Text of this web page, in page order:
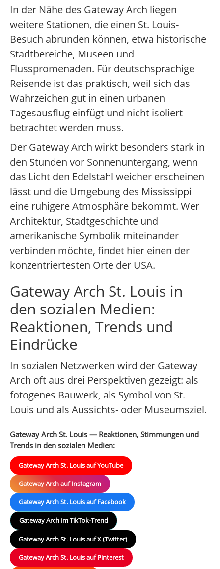
In der Nähe des Gateway Arch liegen
weitere Stationen, die einen St. Louis-
Besuch abrunden können, etwa historische
Stadtbereiche, Museen und
Flusspromenaden. Für deutschsprachige
Reisende ist das praktisch, weil sich das
Wahrzeichen gut in einen urbanen
Tagesausflug einfügt und nicht isoliert
betrachtet werden muss.
Der Gateway Arch wirkt besonders stark in
den Stunden vor Sonnenuntergang, wenn
das Licht den Edelstahl weicher erscheinen
lässt und die Umgebung des Mississippi
eine ruhigere Atmosphäre bekommt. Wer
Architektur, Stadtgeschichte und
amerikanische Symbolik miteinander
verbinden möchte, findet hier einen der
konzentriertesten Orte der USA.
Gateway Arch St. Louis in
den sozialen Medien:
Reaktionen, Trends und
Eindrücke
In sozialen Netzwerken wird der Gateway
Arch oft aus drei Perspektiven gezeigt: als
fotogenes Bauwerk, als Symbol von St.
Louis und als Aussichts- oder Museumsziel.
Gateway Arch St. Louis — Reaktionen, Stimmungen und
Trends in den sozialen Medien:
Gateway Arch St. Louis auf YouTube
Gateway Arch auf Instagram
Gateway Arch St. Louis auf Facebook
Gateway Arch im TikTok-Trend
Gateway Arch St. Louis auf X (Twitter)
Gateway Arch St. Louis auf Pinterest